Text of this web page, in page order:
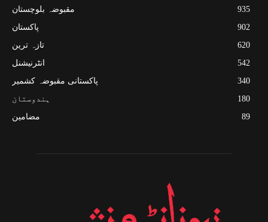
مقبوضہ بلوچستان
935
پاکستان
902
تازہ ترین
620
انٹرنیشنل
542
پاکستانی مقبوضہ کشمیر
340
ہندوستان
180
مضامین
89